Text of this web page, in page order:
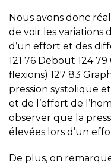
Nous avons donc
de voir les variations
d’un effort et des
121 76 Debout 124
flexions) 127 83
pression systolique
et de l’effort de
observer que la
élevées lors d’un
De plus, on